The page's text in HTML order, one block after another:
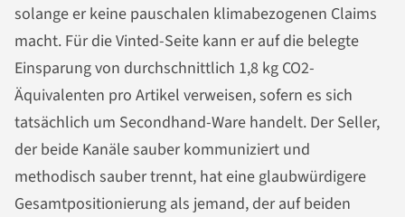
solange er keine pauschalen klimabezogenen Claims
macht. Für die Vinted-Seite kann er auf die belegte
Einsparung von durchschnittlich 1,8 kg CO2-
Äquivalenten pro Artikel verweisen, sofern es sich
tatsächlich um Secondhand-Ware handelt. Der Seller,
der beide Kanäle sauber kommuniziert und
methodisch sauber trennt, hat eine glaubwürdigere
Gesamtpositionierung als jemand, der auf beiden